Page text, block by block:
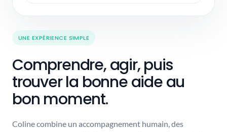
UNE EXPÉRIENCE SIMPLE
Comprendre, agir, puis
trouver la bonne aide au
bon moment.
Coline combine un accompagnement humain, des